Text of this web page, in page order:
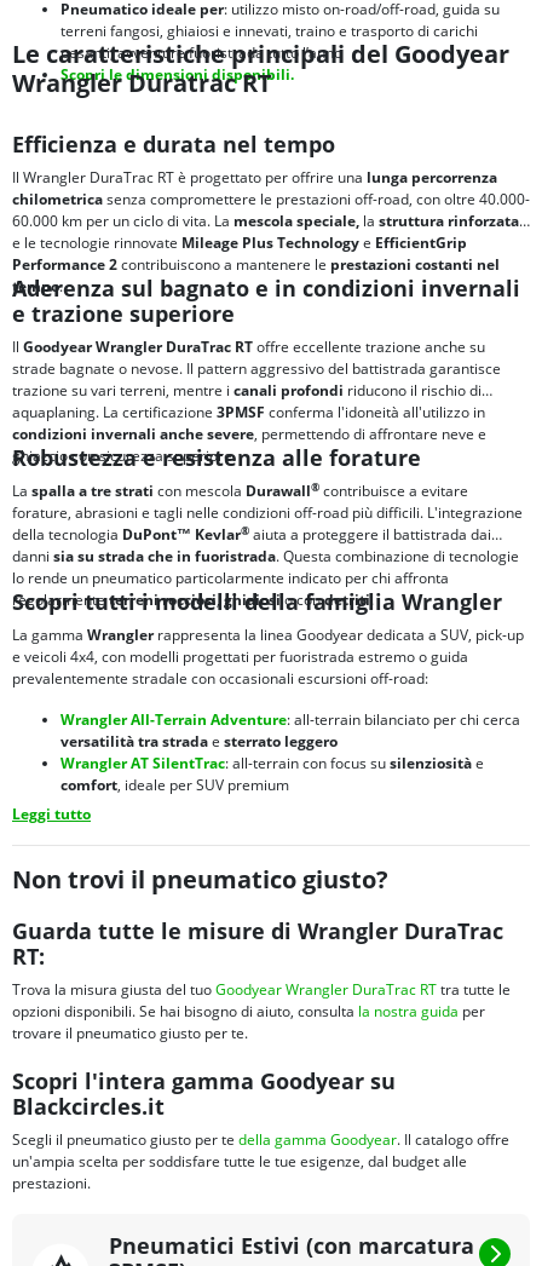
Pneumatico ideale per: utilizzo misto on-road/off-road, guida su
terreni fangosi, ghiaiosi e innevati, traino e trasporto di carichi
pesanti, avventure fuoristrada tutto l’anno
Scopri le dimensioni disponibili.
Le caratteristiche principali del Goodyear
Wrangler Duratrac RT
Efficienza e durata nel tempo
Il Wrangler DuraTrac RT è progettato per offrire una lunga percorrenza
chilometricasenza compromettere le prestazioni off-road, con oltre 40.000-
60.000 km per un ciclo di vita. La mescola speciale, la struttura rinforzata
e le tecnologie rinnovate Mileage Plus Technologye EfficientGrip
Performance 2contribuiscono a mantenere le prestazioni costanti nel
tempo.
Aderenza sul bagnato e in condizioni invernali
e trazione superiore
Il Goodyear Wrangler DuraTrac RToffre eccellente trazione anche su
strade bagnate o nevose. Il pattern aggressivo del battistrada garantisce
trazione su vari terreni, mentre i canali profondi riducono il rischio di
aquaplaning. La certificazione 3PMSF conferma l'idoneità all'utilizzo in
condizioni invernali anche severe, permettendo di affrontare neve e
ghiaccio con sicurezza superiore.
Robustezza e resistenza alle forature
La spalla a tre strati con mescola Durawall® contribuisce a evitare
forature, abrasioni e tagli nelle condizioni off-road più difficili. L'integrazione
della tecnologia DuPont™ Kevlar® aiuta a proteggere il battistrada dai
danni sia su strada che in fuoristrada. Questa combinazione di tecnologie
lo rende un pneumatico particolarmente indicato per chi affronta
regolarmenteterreni rocciosi,ghiaiosio condetriti.
Scopri tutti i modelli della famiglia Wrangler
La gamma Wranglerrappresenta la linea Goodyear dedicata a SUV, pick-up
e veicoli 4x4, con modelli progettati per fuoristrada estremo o guida
prevalentemente stradale con occasionali escursioni off-road:
Wrangler All-Terrain Adventure: all-terrain bilanciato per chi cerca
versatilità tra stradae sterrato leggero
Wrangler AT SilentTrac: all-terrain con focus susilenziositàe
comfort, ideale per SUV premium
Wrangler HP AllWeather
weather
Wrangler Territory HT: all-season per SUV e crossover, equilibrio tra
comfort stradalee capacità sufondi irregolari
Leggi tutto
Non trovi il pneumatico giusto?
Guarda tutte le misure di Wrangler DuraTrac
RT:
Trova la misura giusta del tuoGoodyear Wrangler DuraTrac RTtra tutte le
opzioni disponibili. Se hai bisogno di aiuto, consulta la nostra guida per
trovare il pneumatico giusto per te.
Scopri l'intera gamma Goodyear su
Blackcircles.it
Scegli il pneumatico giusto per te della gamma Goodyear. Il catalogo offre
un'ampia scelta per soddisfare tutte le tue esigenze, dal budget alle
prestazioni.
Pneumatici Estivi (con marcatura